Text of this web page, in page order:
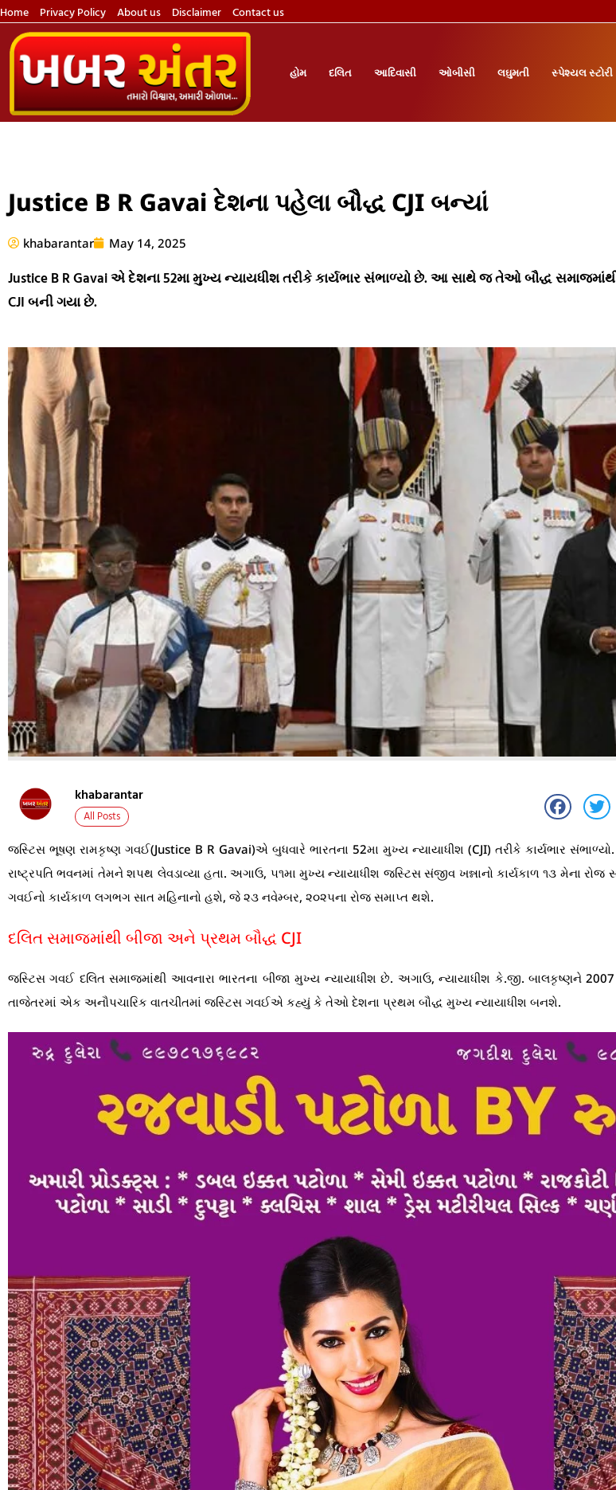
Home Privacy Policy About us Disclaimer Contact us
હોમ દલિત આદિવાસી ઓબીસી લઘુમતી સ્પેશ્યલ સ્ટોરી
Justice B R Gavai દેશના પહેલા બૌદ્ધ CJI બન્યાં
khabarantar May 14, 2025
Justice B R Gavai એ દેશના 52મા મુખ્ય ન્યાયધીશ તરીકે કાર્યભાર સંભાળ્યો છે. આ સાથે જ તેઓ બૌદ્ધ
CJI બની ગયા છે.
khabarantar
All Posts
જસ્ટિસ ભૂષણ રામકૃષ્ણ ગવઈ(Justice B R Gavai)એ બુધવારે ભારતના 52મા મુખ્ય ન્યાયાધીશ (CJI) તરીકે કાર્યભાર સંભાળ્યો.
રાષ્ટ્રપતિ ભવનમાં તેમને શપથ લેવડાવ્યા હતા. અગાઉ, ૫૧મા મુખ્ય ન્યાયાધીશ જસ્ટિસ સંજીવ ખન્નાનો કાર્યકાળ ૧૩ મેના રોજ
ગવઈનો કાર્યકાળ લગભગ સાત મહિનાનો હશે, જે ૨૩ નવેમ્બર, ૨૦૨૫ના રોજ સમાપ્ત થશે.
દલિત સમાજમાંથી બીજા અને પ્રથમ બૌદ્ધ CJI
જસ્ટિસ ગવઈ દલિત સમાજમાંથી આવનારા ભારતના બીજા મુખ્ય ન્યાયાધીશ છે. અગાઉ, ન્યાયાધીશ કે.જી. બાલકૃષ્ણને
તાજેતરમાં એક અનૌપચારિક વાતચીતમાં જસ્ટિસ ગવઈએ કહ્યું કે તેઓ દેશના પ્રથમ બૌદ્ધ મુખ્ય ન્યાયાધીશ બનશે.